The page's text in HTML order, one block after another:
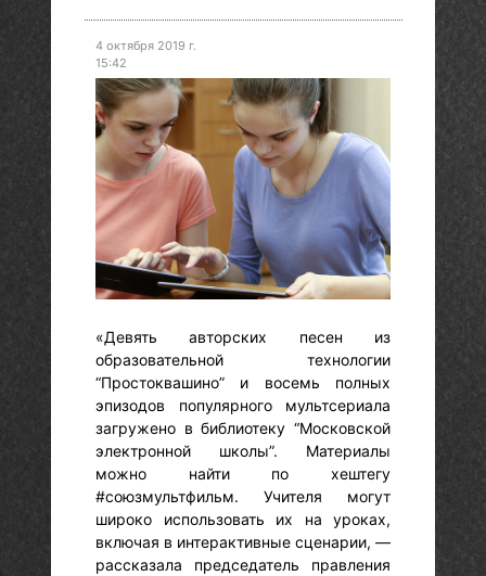
4 октября 2019 г.
15:42
«Девять авторских песен из
образовательной технологии
“Простоквашино” и восемь полных
эпизодов популярного мультсериала
загружено в библиотеку “Московской
электронной школы”. Материалы
можно найти по хештегу
#союзмультфильм. Учителя могут
широко использовать их на уроках,
включая в интерактивные сценарии, —
рассказала председатель правления